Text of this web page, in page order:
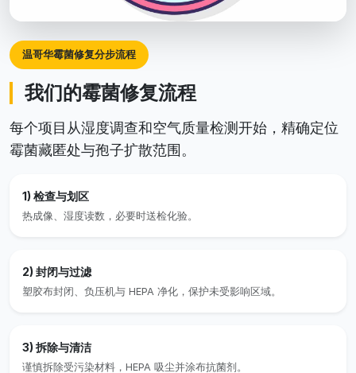
温哥华霉菌修复分步流程
我们的霉菌修复流程
每个项目从湿度调查和空气质量检测开始，精确定位
霉菌藏匿处与孢子扩散范围。
1) 检查与划区
热成像、湿度读数，必要时送检化验。
2) 封闭与过滤
塑胶布封闭、负压机与 HEPA 净化，保护未受影响区域。
3) 拆除与清洁
谨慎拆除受污染材料，HEPA 吸尘并涂布抗菌剂。